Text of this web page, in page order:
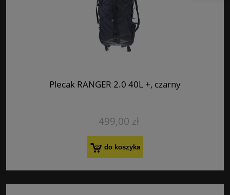
Plecak RANGER 2.0 40L +, czarny
499,00 zł
do koszyka